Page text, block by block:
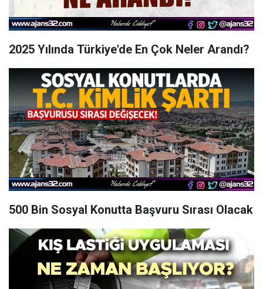
2025 Yılında Türkiye'de En Çok Neler Arandı?
500 Bin Sosyal Konutta Başvuru Sırası Olacak